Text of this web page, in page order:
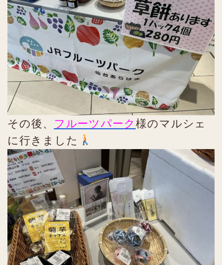
その後、 フルーツパーク様のマルシェ
に行きました